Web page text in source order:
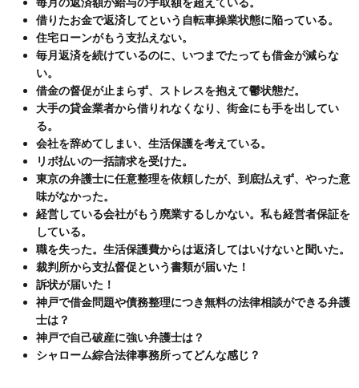
借りたお金で返済してという自転車操業状態に陥っている。
住宅ローンがもう支払えない。
毎月返済を続けているのに、いつまでたっても借金が減らな
い。
借金の督促が止まらず、ストレスを抱えて鬱状態だ。
大手の貸金業者から借りれなくなり、街金にも手を出してい
る。
会社を辞めてしまい、生活保護を考えている。
リボ払いの一括請求を受けた。
東京の弁護士に任意整理を依頼したが、到底払えず、やった意
味がなかった。
経営している会社がもう廃業するしかない。私も経営者保証を
している。
職を失った。生活保護費からは返済してはいけないと聞いた。
裁判所から支払督促という書類が届いた！
訴状が届いた！
神戸で借金問題や債務整理につき無料の法律相談ができる弁護
士は？
神戸で自己破産に強い弁護士は？
シャローム綜合法律事務所ってどんな感じ？